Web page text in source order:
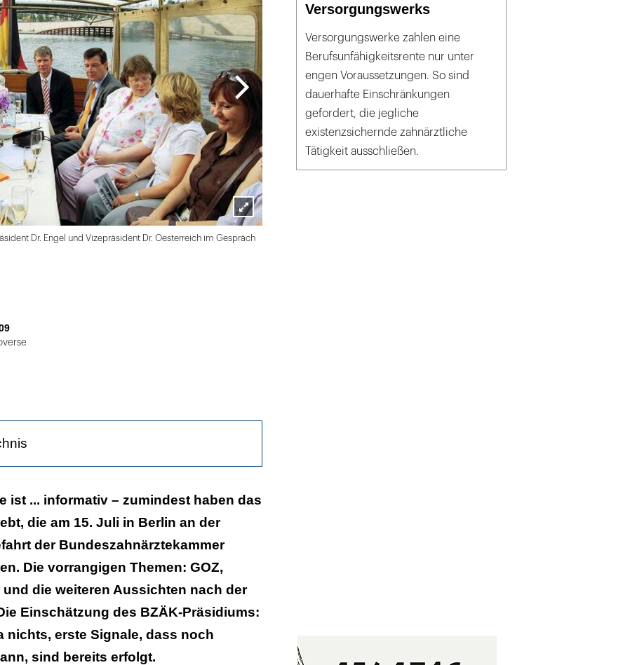
Lightbox
öffnen
Dr. Engel und Vizepräsident Dr. Oesterreich im Gespräch
ist ... informativ – zumindest haben das
die am 15. Juli in Berlin an der
der Bundeszahnärztekammer
Die vorrangigen Themen: GOZ,
die weiteren Aussichten nach der
Einschätzung des BZÄK-Präsidiums:
nichts, erste Signale, dass noch
sind bereits erfolgt.
Versorgungswerks
Versorgungswerke zahlen eine
Berufsunfähigkeitsrente nur unter
engen Voraussetzungen. So sind
dauerhafte Einschränkungen
gefordert, die jegliche
existenzsichernde zahnärztliche
Tätigkeit ausschließen.